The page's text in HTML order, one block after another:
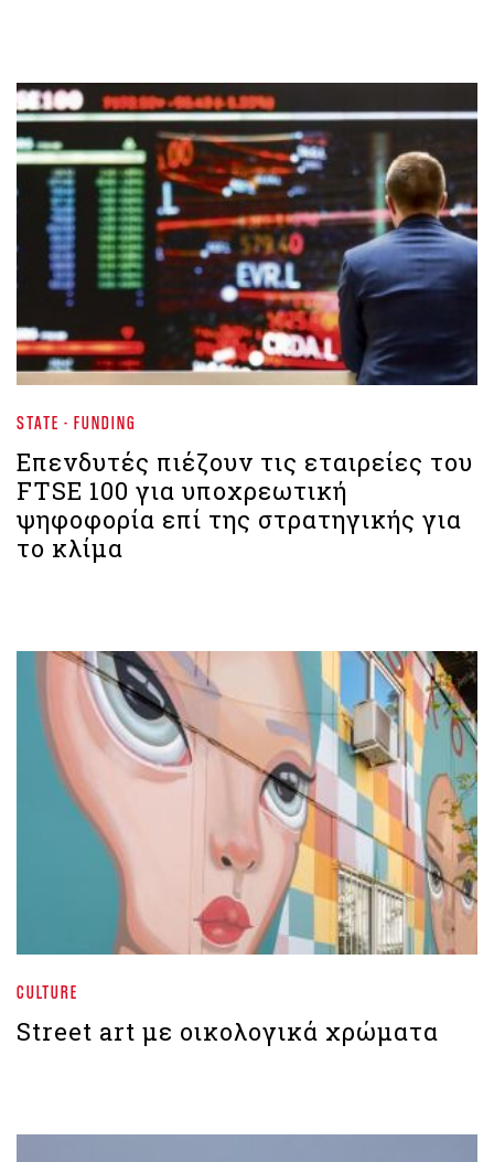
STATE - FUNDING
Επενδυτές πιέζουν τις εταιρείες του
FTSE 100 για υποχρεωτική
ψηφοφορία επί της στρατηγικής για
το κλίμα
CULTURE
Street art με οικολογικά χρώματα